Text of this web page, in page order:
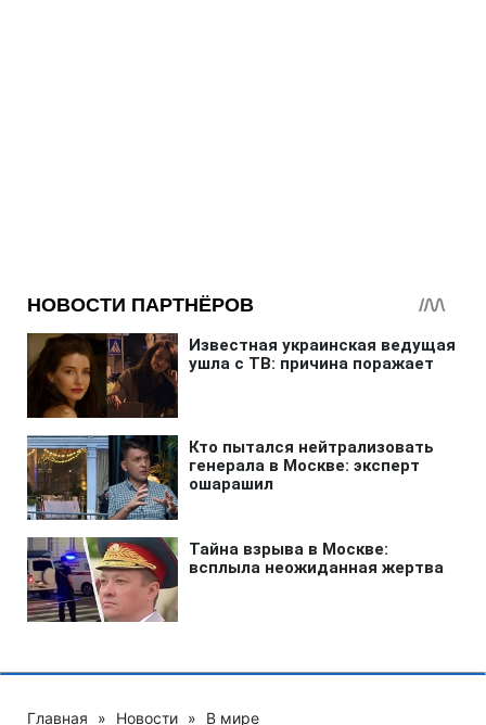
Главная » Новости » В мире